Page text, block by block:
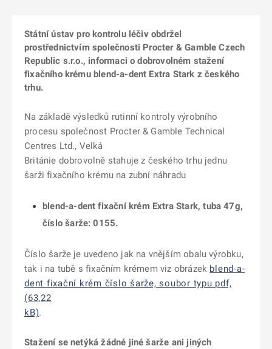
Státní ústav pro kontrolu léčiv obdržel
prostřednictvím společnosti Procter & Gamble Czech
Republic s.r.o., informaci o dobrovolném stažení
fixačního krému blend-a-dent Extra Stark z českého
trhu.
Na základě výsledků rutinní kontroly výrobního
procesu společnost Procter & Gamble Technical
Centres Ltd., Velká
Británie dobrovolně stahuje z českého trhu jednu
šarži fixačního krému na zubní náhradu
blend-a-dent fixační krém Extra Stark, tuba 47g,
číslo šarže: 0155.
Číslo šarže je uvedeno jak na vnějším obalu výrobku,
tak i na tubě s fixačním krémem viz obrázek blend-a-
dent fixační krém číslo šarže, soubor typu pdf,
(63,22
kB).
Stažení se netýká žádné jiné šarže ani jiných